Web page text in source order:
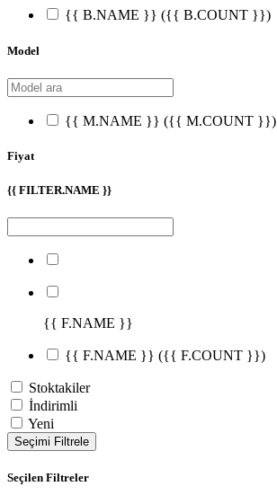
{{ B.NAME }} ({{ B.COUNT }})
Model
{{ M.NAME }} ({{ M.COUNT }})
Fiyat
{{ FILTER.NAME }}
{{ F.NAME }}
{{ F.NAME }} ({{ F.COUNT }})
Stoktakiler
İndirimli
Yeni
Seçimi Filtrele
Seçilen Filtreler